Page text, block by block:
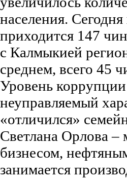
населения.
приходится 147
с Калмыкией
среднем, всего 45
Уровень
неуправляемый
«отличился»
Светлана Орлова –
бизнесом,
занимается